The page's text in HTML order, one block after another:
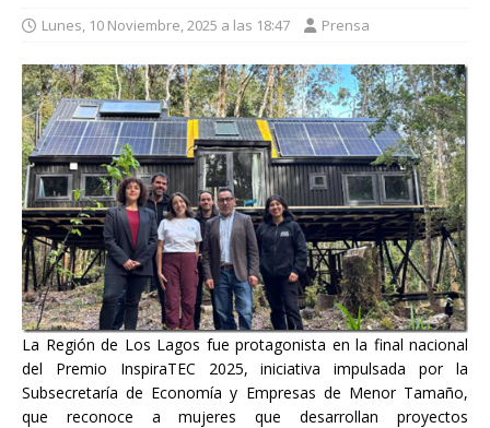
Lunes, 10 Noviembre, 2025 a las 18:47 Prensa
La Región de Los Lagos fue protagonista en la final nacional
del Premio InspiraTEC 2025, iniciativa impulsada por la
Subsecretaría de Economía y Empresas de Menor Tamaño,
que reconoce a mujeres que desarrollan proyectos